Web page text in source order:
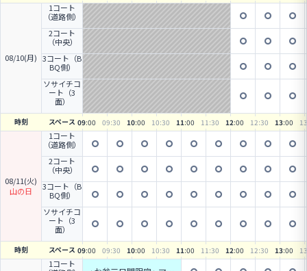
08/10(月)
1コート
（道路側）
2コート
（中央）
3コート（B
BQ側）
ソサイチコ
ート（3
面）
時刻 スペース 09:00 09:30 10:00 10:30 11:00 11 :30 12:00 12:30 13:00 13
08/11(火)
山の日
1コート
（道路側）
2コート
（中央）
3コート（B
BQ側）
ソサイチコ
ート（3
面）
時刻 スペース 09:00 09:30 10:00 10:30 11:00 11 :30 12:00 12:30 13:00 13
1コート